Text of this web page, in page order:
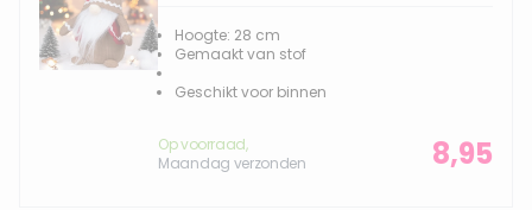
Hoogte: 28 cm
Gemaakt van stof
Geschikt voor binnen
Op voorraad,
Maandag verzonden
8,95